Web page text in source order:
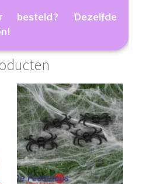
Dezelfde